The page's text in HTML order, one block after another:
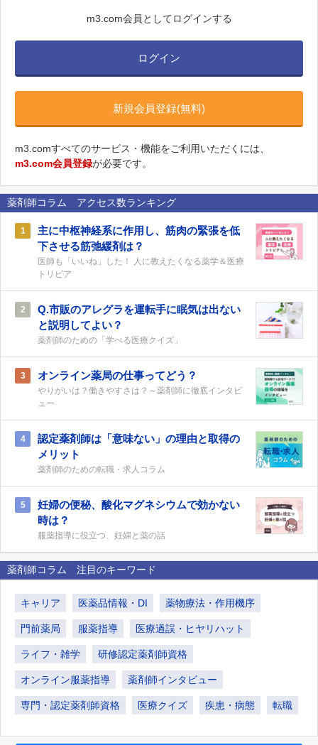
m3.com会員としてログインする
ログイン
新規会員登録(無料)
m3.comすべてのサービス・機能をご利用いただくには、
m3.com会員登録が必要です。
薬剤師コラム アクセス数ランキング
1
主に中枢神経系に作用し、筋肉の緊張を低
下させる筋弛緩剤は？
医師も「いいね」した！ 人に教えたくなる薬学＆医療
トリビア
2
Q.市販のアレグラを運転手に眠気は出ない
と説明してよい？
薬剤師のための「学べる医療クイズ」
3 オンライン薬局の仕事ってどう？
やりがいは？働きやすさは？～薬剤師に徹底インタビ
ュー
4
認定薬剤師は「意味ない」の理由と取得の
メリット
薬剤師のための転職・求人コラム
5
妊婦の便秘、酸化マグネシウムで効かない
時は？
服薬指導に役立つ、妊婦と薬の話
薬剤師コラム 注目のキーワード
キャリア 医薬品情報・DI 薬物療法・作用機序
門前薬局 服薬指導 医療過誤・ヒヤリハット
ライフ・雑学 研修認定薬剤師資格
オンライン服薬指導 薬剤師インタビュー
専門・認定薬剤師資格 医療クイズ 疾患・病態 転職